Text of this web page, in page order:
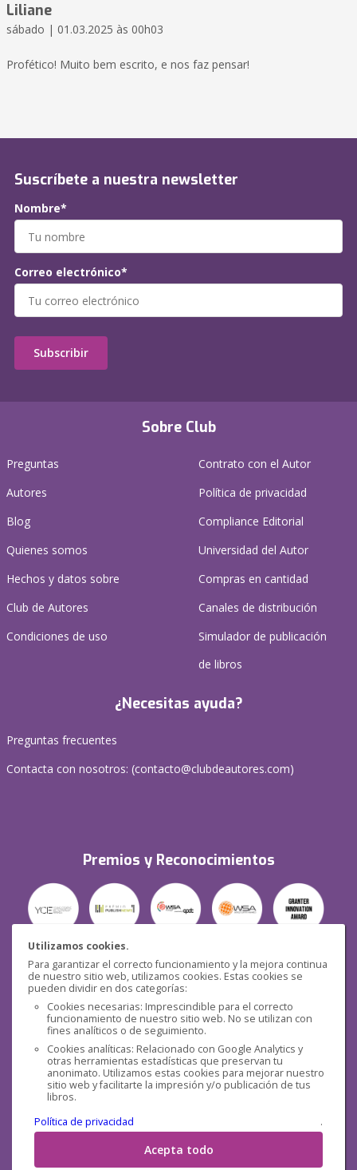
Utilizamos cookies.
Para garantizar el correcto funcionamiento y la mejora continua
de nuestro sitio web, utilizamos cookies. Estas cookies se
pueden dividir en dos categorías:
Cookies necesarias: Imprescindible para el correcto
funcionamiento de nuestro sitio web. No se utilizan con
fines analíticos o de seguimiento.
Cookies analíticas: Relacionado con Google Analytics y
otras herramientas estadísticas que preservan tu
anonimato. Utilizamos estas cookies para mejorar nuestro
sitio web y facilitarte la impresión y/o publicación de tus
libros.
Política de privacidad
.
Acepta todo
Liliane
sábado | 01.03.2025 às 00h03
Profético! Muito bem escrito, e nos faz pensar!
Sobre Club
Preguntas
Autores
Blog
Quienes somos
Hechos y datos sobre
Club de Autores
Condiciones de uso
Contrato con el Autor
Política de privacidad
Compliance Editorial
Universidad del Autor
Compras en cantidad
Canales de distribución
Simulador de publicación
de libros
¿Necesitas ayuda?
Preguntas frecuentes
Contacta con nosotros: (contacto@clubdeautores.com)
Premios y Reconocimientos
Seguridad
Redes sociales
Suscríbete a nuestra newsletter
Nombre*
Correo electrónico*
Subscribir